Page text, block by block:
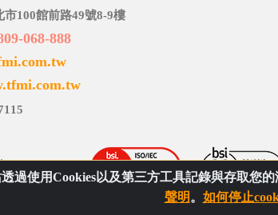
過使用Cookies以及第三方工具記錄與存取您
聲明。 如何停止
市100館前路49號8-9樓
068-888
- 臺灣產物保險 All rights reserved.